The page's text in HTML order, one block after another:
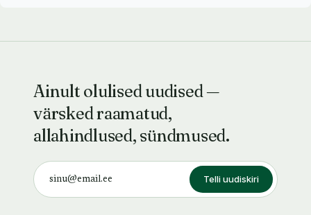
Ainult olulised uudised —
värsked raamatud,
allahindlused, sündmused.
Telli uudiskiri